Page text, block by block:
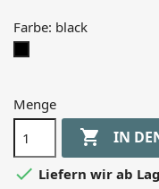
Farbe: black
Menge
 IN
 Liefern wir ab